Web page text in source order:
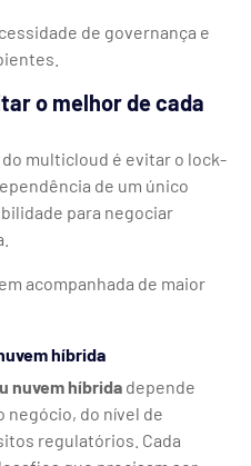
de governança e
o melhor de cada
multicloud é evitar o lock-
de um único
para negociar
acompanhada de maior
híbrida
nuvem híbrida depende
do nível de
regulatórios. Cada